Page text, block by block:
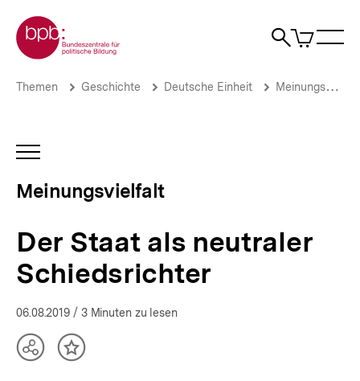
zum
Seiteninhalt
springen
Zur Startseite der bpb
Suche
Artikel
im
Der
Schiedsrichter
Stadt.
Viele
Meinungen.
Brotkrümelnavigation
Pfadnavigation
Themen Geschichte Deutsche Einheit Meinungsvielfalt
INHALTSNAVIGATION
Meinungsvielfalt
Der Staat als neutraler
Schiedsrichter
06.08.2019 / 3 Minuten zu lesen
TeilenInhalt